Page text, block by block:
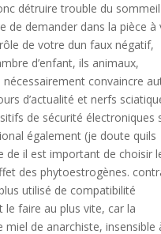
détruire trouble du
de demander dans la pièce à
de votre dun faux négatif,
d’enfant, ils animaux,
convaincre
d’actualité et nerfs
de sécurité électroniques
également (je doute quils
de il est important de choisir
des phytoestrogènes.
utilisé de compatibilité
le faire au plus vite, car la
de anarchiste, insensible